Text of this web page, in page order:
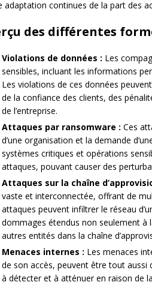
adaptation continues de la part des
des différentes
Violations de données : Les
sensibles, incluant les informations
Les violations de ces données
de la confiance des clients, des
de l’entreprise.
Attaques par ransomware : Ces
d’une organisation et la demande
systèmes critiques et opérations
attaques, pouvant causer des
Attaques sur la chaîne
vaste et interconnectée, offrant de
attaques peuvent infiltrer le réseau
dommages étendus non seulement à
autres entités dans la chaîne
Menaces internes : Les menaces
de son accès, peuvent être tout aussi
à détecter et à atténuer en raison de